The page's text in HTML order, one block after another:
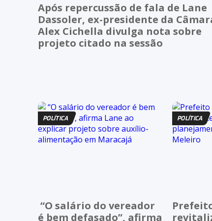
Após repercussão de fala de Lane
Dassoler, ex-presidente da
Alex Cichella divulga nota sobre
projeto citado na sessão
POLÍTICA
“O salário do vereador
é bem defasado”, afirma
POLÍTICA